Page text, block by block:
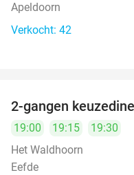
Apeldoorn
Verkocht: 42
2-gangen
19:00 19:15
19:30
Het Waldhoorn
Eefde